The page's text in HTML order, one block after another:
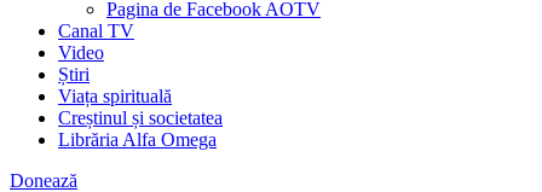
Pagina de Facebook AOTV
Canal TV
Video
Știri
Viața spirituală
Creștinul și societatea
Librăria Alfa Omega
Donează